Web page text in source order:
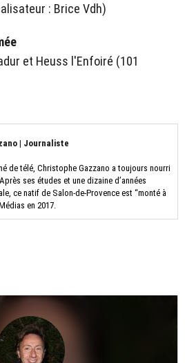
: Brice Vdh)
et Heuss l'Enfoiré (101
| Journaliste
de télé, Christophe Gazzano a toujours nourri
ses études et une dizaine d’années
ce natif de Salon-de-Provence est “monté à
en 2017.